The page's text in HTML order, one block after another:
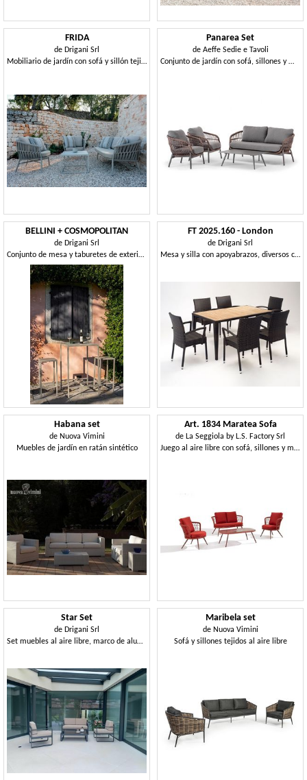
FRIDA
de Drigani Srl
Mobiliario de jardín con sofá y sillón tejido en caucho.
Panarea Set
de Aeffe Sedie e Tavoli
Conjunto de jardín con sofá, sillones y mesa de centro.
BELLINI + COSMOPOLITAN
de Drigani Srl
Conjunto de mesa y taburetes de exterior en chapa
FT 2025.160 - London
de Drigani Srl
Mesa y silla con apoyabrazos, diversos colores para exteriores
Habana set
de Nuova Vimini
Muebles de jardín en ratán sintético
Art. 1834 Maratea Sofa
de La Seggiola by L.S. Factory Srl
Juego al aire libre con sofá, sillones y mesa de café
Star Set
de Drigani Srl
Set muebles al aire libre, marco de aluminio, varios colores
Maribela set
de Nuova Vimini
Sofá y sillones tejidos al aire libre